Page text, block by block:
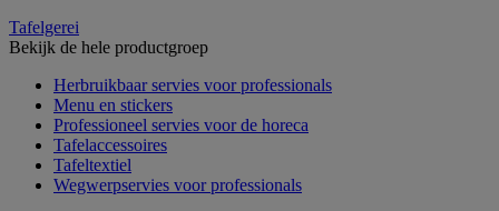
Tafelgerei
Bekijk de hele productgroep
Herbruikbaar servies voor professionals
Menu en stickers
Professioneel servies voor de horeca
Tafelaccessoires
Tafeltextiel
Wegwerpservies voor professionals